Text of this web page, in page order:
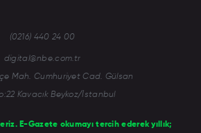
E-Gazete okumayı tercih ederek yıllık;
(0216) 440 24 00
digital@nbe.com.tr
Mah. Cumhuriyet Cad. Gülsan
Kavacık Beykoz/İstanbul